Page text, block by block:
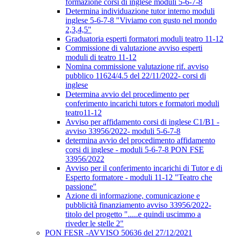
formazione corsi di inglese moduli 5-6-7-8
Determina individuazione tutor interno moduli
inglese 5-6-7-8 "Viviamo con gusto nel mondo
2,3,4,5"
Graduatoria esperti formatori moduli teatro 11-12
Commissione di valutazione avviso esperti
moduli di teatro 11-12
Nomina commissione valutazione rif. avviso
pubblico 11624/4.5 del 22/11/2022- corsi di
inglese
Determina avvio del procedimento per
conferimento incarichi tutors e formatori moduli
teatro11-12
Avviso per affidamento corsi di inglese C1/B1 -
avviso 33956/2022- moduli 5-6-7-8
determina avvio del procedimento affidamento
corsi di inglese - moduli 5-6-7-8 PON FSE
33956/2022
Avviso per il conferimento incarichi di Tutor e di
Esperto formatore - moduli 11-12 "Teatro che
passione"
Azione di informazione, comunicazione e
pubblicità finanziamento avviso 33956/2022-
titolo del progetto ".....e quindi uscimmo a
riveder le stelle 2"
PON FESR -AVVISO 50636 del 27/12/2021